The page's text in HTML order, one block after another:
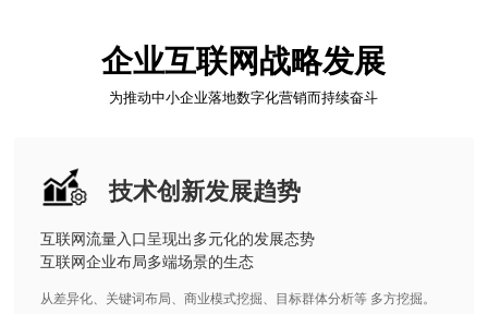
企业互联网战略发展
为推动中小企业落地数字化营销而持续奋斗
技术创新发展趋势
互联网流量入口呈现出多元化的发展态势
互联网企业布局多端场景的生态
从差异化、关键词布局、商业模式挖掘、目标群体分析等 多方挖掘。